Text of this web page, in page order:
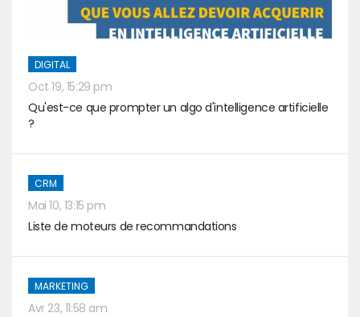
DIGITAL
Oct 19, 15:29 pm
Qu'est-ce que prompter un algo d'intelligence artificielle
?
CRM
Mai 10, 13:15 pm
Liste de moteurs de recommandations
MARKETING
Avr 23, 11:58 am